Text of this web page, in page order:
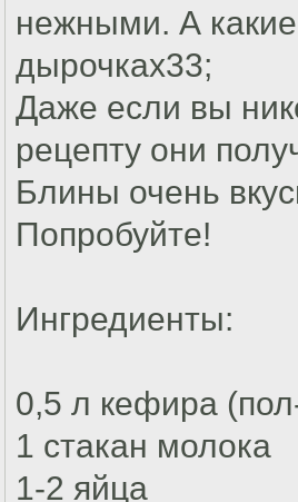
нежными. А
дырочках33;
Даже если вы
рецепту они
Блины очень
Попробуйте!
Ингредиенты:
0,5 л кефира
1 стакан молока
1-2 яйца